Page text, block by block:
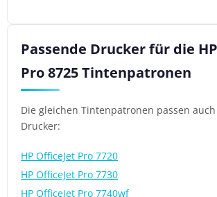
Passende Drucker für die
Pro 8725 Tintenpatronen
Die gleichen Tintenpatronen passen
Drucker:
HP OfficeJet Pro 7720
HP OfficeJet Pro 7730
HP OfficeJet Pro 7740wf